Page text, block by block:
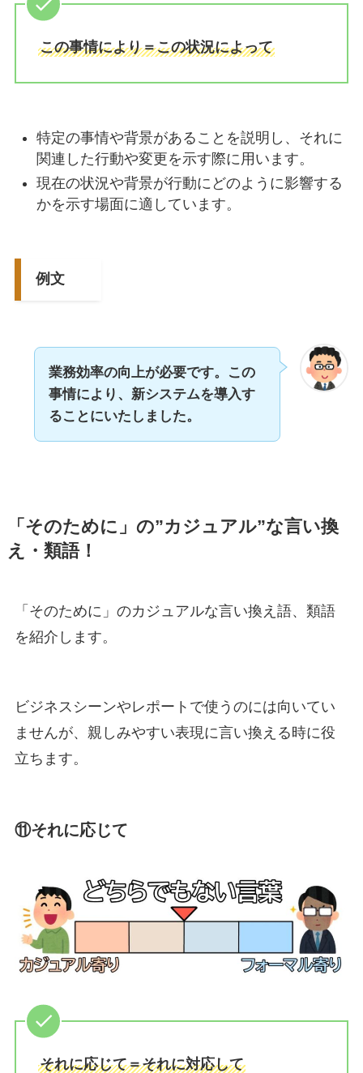
この事情により＝この状況によって
特定の事情や背景があることを説明し、それに
関連した行動や変更を示す際に用います。
現在の状況や背景が行動にどのように影響する
かを示す場面に適しています。
例文
業務効率の向上が必要です。この
事情により、新システムを導入す
ることにいたしました。
「そのために」の”カジュアル”な言い換
え・類語！
「そのために」のカジュアルな言い換え語、類語
を紹介します。
ビジネスシーンやレポートで使うのには向いてい
ませんが、親しみやすい表現に言い換える時に役
立ちます。
⑪それに応じて
それに応じて＝それに対応して